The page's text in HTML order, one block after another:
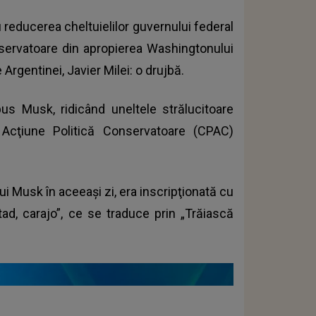
cheltuielilor guvernului federal
din apropierea Washingtonului
Javier Milei: o drujbă.
Musk, ridicând uneltele strălucitoare
Politică Conservatoare (CPAC)
Musk în aceeaşi zi, era inscripţionată cu
carajo”, ce se traduce prin „Trăiască